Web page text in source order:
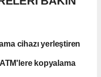
cihazı yerleştiren
kopyalama